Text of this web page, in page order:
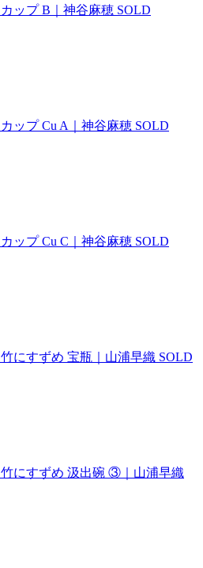
カップ B｜神谷麻穂 SOLD
カップ Cu A｜神谷麻穂 SOLD
カップ Cu C｜神谷麻穂 SOLD
竹にすずめ 宝瓶｜山浦早織 SOLD
竹にすずめ 汲出碗 ③｜山浦早織